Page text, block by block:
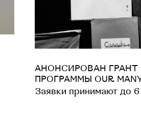
АНОНСИРОВАН ГРАНТ
ПРОГРАММЫ OUR MANY
Заявки принимают до